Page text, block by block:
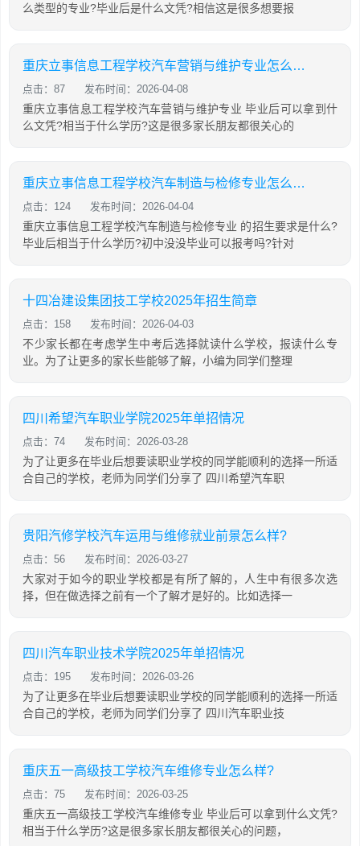
么类型的专业?毕业后是什么文凭?相信这是很多想要报
重庆立事信息工程学校汽车营销与维护专业怎么样?
点击：87 发布时间：2026-04-08
重庆立事信息工程学校汽车营销与维护专业 毕业后可以拿到什
么文凭?相当于什么学历?这是很多家长朋友都很关心的
重庆立事信息工程学校汽车制造与检修专业怎么样?
点击：124 发布时间：2026-04-04
重庆立事信息工程学校汽车制造与检修专业 的招生要求是什么?
毕业后相当于什么学历?初中没没毕业可以报考吗?针对
十四冶建设集团技工学校2025年招生简章
点击：158 发布时间：2026-04-03
不少家长都在考虑学生中考后选择就读什么学校，报读什么专
业。为了让更多的家长些能够了解，小编为同学们整理
四川希望汽车职业学院2025年单招情况
点击：74 发布时间：2026-03-28
为了让更多在毕业后想要读职业学校的同学能顺利的选择一所适
合自己的学校，老师为同学们分享了 四川希望汽车职
贵阳汽修学校汽车运用与维修就业前景怎么样?
点击：56 发布时间：2026-03-27
大家对于如今的职业学校都是有所了解的，人生中有很多次选
择，但在做选择之前有一个了解才是好的。比如选择一
四川汽车职业技术学院2025年单招情况
点击：195 发布时间：2026-03-26
为了让更多在毕业后想要读职业学校的同学能顺利的选择一所适
合自己的学校，老师为同学们分享了 四川汽车职业技
重庆五一高级技工学校汽车维修专业怎么样?
点击：75 发布时间：2026-03-25
重庆五一高级技工学校汽车维修专业 毕业后可以拿到什么文凭?
相当于什么学历?这是很多家长朋友都很关心的问题，